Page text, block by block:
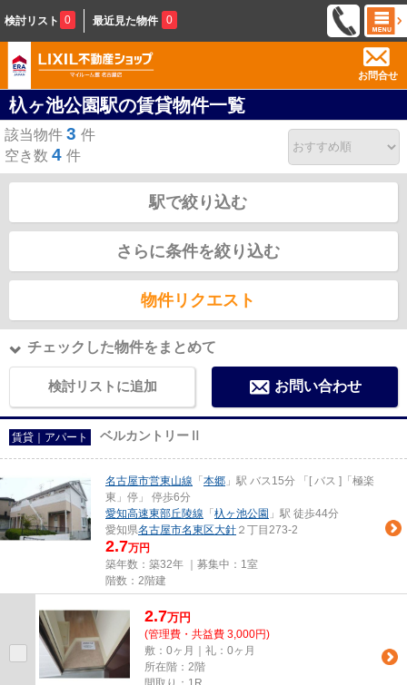
検討リスト 0 最近見た物件 0
お問合せ
杁ヶ池公園駅の賃貸物件一覧
該当物件 3 件
空き数 4 件
駅で絞り込む
さらに条件を絞り込む
物件リクエスト
チェックした物件をまとめて
検討リストに追加 お問い合わせ
賃貸｜アパート ベルカントリーⅡ
名古屋市営東山線 「 本郷 」駅 バス15分 「[ バス ]「極楽
東」停」 停歩6分
愛知高速東部丘陵線 「 杁ヶ池公園 」駅 徒歩44分
愛知県名古屋市名東区大針 ２丁目273-2
2.7万円
築年数：築32年 ｜募集中： 1室
階数：2階建
2.7万円
(管理費・共益費 3,000円)
敷：0ヶ月｜礼：0ヶ月
所在階：2階